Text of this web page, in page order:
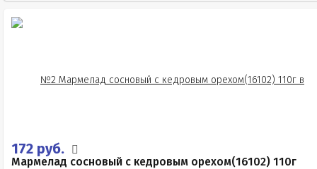
172 руб.
Мармелад сосновый с кедровым орехом(16102) 110г